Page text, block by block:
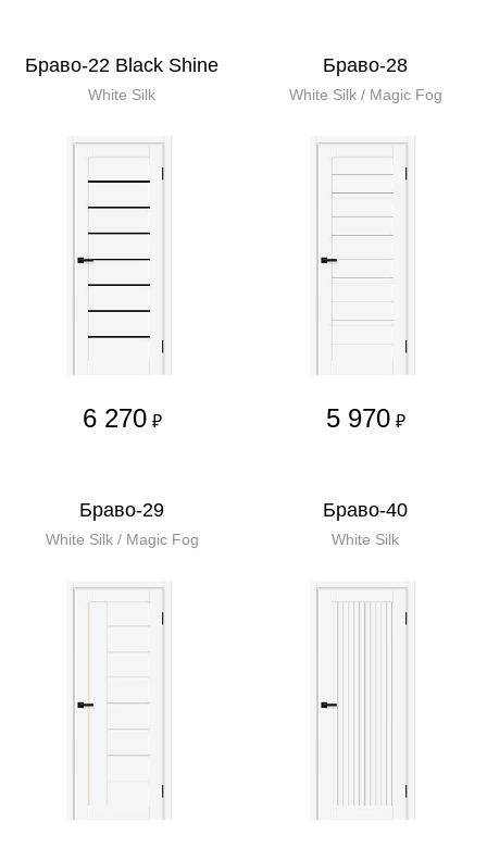
Браво-22 Black Shine
White Silk
6 270 ₽
Браво-28
White Silk / Magic Fog
5 970 ₽
Браво-29
White Silk / Magic Fog
Браво-40
White Silk